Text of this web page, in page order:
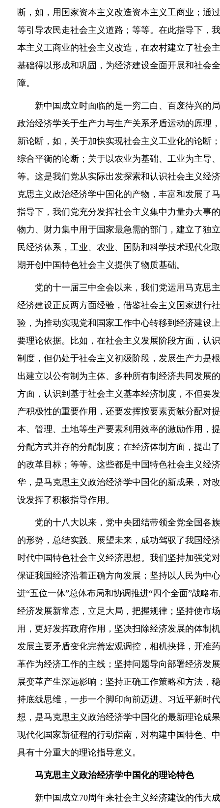
断，如，用国家资本主义改造资本主义工商业；通
等引导农民走社会主义道路；等等。在此指导下，
本主义工商业的社会主义改造，在农村建立了社会
基础得以形成和巩固，为经济建设全面开展和社会
障。
新中国成立时面临的是一穷二白、百废待兴的
政治经济学关于生产力与生产关系矛盾运动的原理
新论断，如，关于加快实现社会主义工业化的论断
综合平衡的论断；关于以农业为基础、工业为主导
等。这是我们党从实际出发探索和认识社会主义经
克思主义政治经济学中国化的产物，丰富和发展了
指导下，我们党充分发挥社会主义集中力量办大事
物力、财力集中用于国家最急需的部门，建立了独
民经济体系，工业、农业、国防和科学技术现代化
期开创中国特色社会主义提供了物质基础。
党的十一届三中全会以来，我们党运用马克思
经济建设正反两方面经验，借鉴社会主义国家进行
验，为推动实现党和国家工作中心转移到经济建设
要理论依据。比如，在社会主义发展阶段方面，认
制度，但仍处于社会主义初级阶段，发展生产力是
出建立以公有制为主体、多种所有制经济共同发展
方面，认识到基于社会主义基本经济制度，不但要
产积极性的重要作用，还要发挥按要素贡献分配对
本、管理、土地等生产要素利用效率的激励作用，
分配方式并存的分配制度；在经济体制方面，提出
的改革目标；等等。这些都是中国特色社会主义经
华，是马克思主义政治经济学中国化的新成果，对
设发挥了积极指导作用。
党的十八大以来，党中央团结带领全党全国各
的形势，总结实践、展望未来，成功驾驭了我国经
时代中国特色社会主义经济思想。我们坚持加强党
保证我国经济沿着正确方向发展；坚持以人民为中
进“五位一体”总体布局和协调推进“四个全面”战略
经济发展新常态，立足大局，把握规律；坚持使市
用，更好发挥政府作用，坚决扫除经济发展的体制
发展主要矛盾变化完善宏观调控，相机抉择，开准
革作为经济工作的主线；坚持问题导向部署经济发
展变革产生深远影响；坚持正确工作策略和方法，
持底线思维，一步一个脚印向前迈进。习近平新时
想，是马克思主义政治经济学中国化的最新理论成
现代化国家新征程的行动指南，对构建中国特色、
具有十分重大的理论指导意义。
马克思主义政治经济学中国化的理论特色
新中国成立70周年来社会主义经济建设的伟大